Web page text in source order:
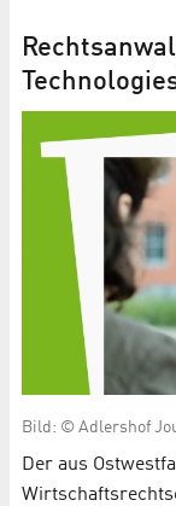
Bild: © Adlershof
Der aus